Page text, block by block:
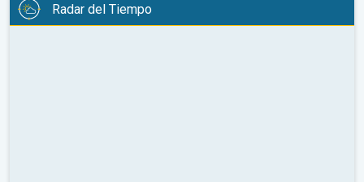
Radar del Tiempo